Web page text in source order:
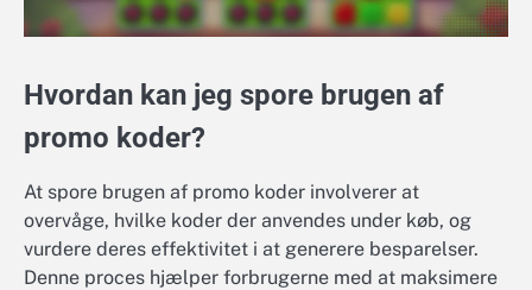
Hvordan kan jeg spore brugen af
promo koder?
At spore brugen af promo koder involverer at
overvåge, hvilke koder der anvendes under køb, og
vurdere deres effektivitet i at generere besparelser.
Denne proces hjælper forbrugerne med at maksimere